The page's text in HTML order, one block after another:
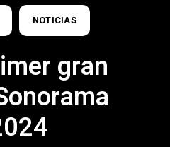
NOTICIAS
gran